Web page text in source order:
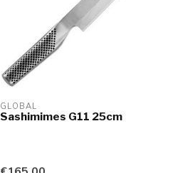
GLOBAL
Sashimimes G11 25cm